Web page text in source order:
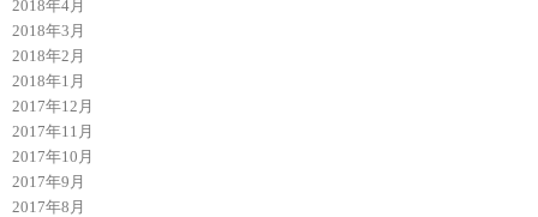
2018年4月
2018年3月
2018年2月
2018年1月
2017年12月
2017年11月
2017年10月
2017年9月
2017年8月